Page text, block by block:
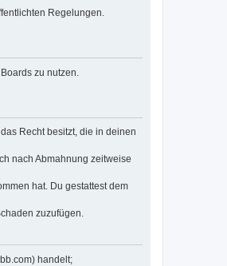
Regelungen.
zu nutzen.
Recht besitzt, die in deinen
nach Abmahnung zeitweise
hat. Du gestattest dem
zuzufügen.
handelt;